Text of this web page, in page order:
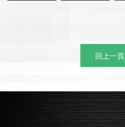
回上一頁